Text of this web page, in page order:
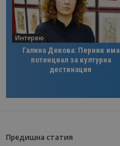
Интервю
Галина Декова: Перник има
потенциал за културна
дестинация
Предишна статия